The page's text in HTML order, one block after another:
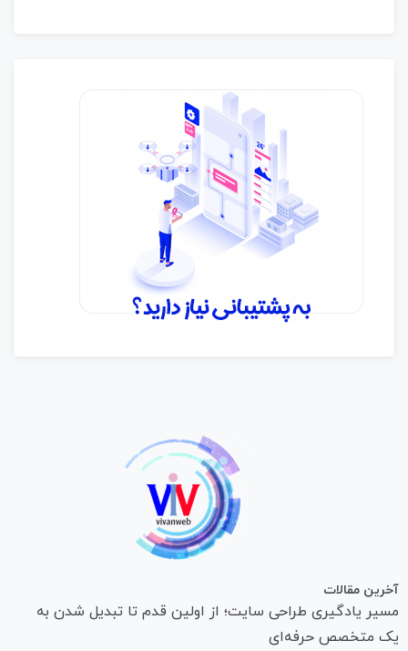
آخرین مقالات
مسیر یادگیری طراحی سایت؛ از اولین قدم تا تبدیل شدن به
یک متخصص حرفه‌ای